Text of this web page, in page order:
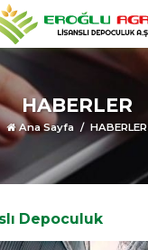
HABERLER
Ana Sayfa HABERLER
Depoculuk